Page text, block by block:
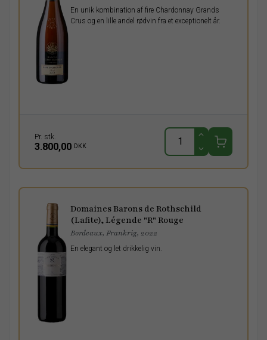
En unik kombination af fire Chardonnay Grands
Crus og en lille andel rødvin fra et exceptionelt år.
Pr. stk.
3.800,00 DKK
Domaines Barons de Rothschild
(Lafite), Légende "R" Rouge
Bordeaux, Frankrig, 2022
En elegant og let drikkelig vin.